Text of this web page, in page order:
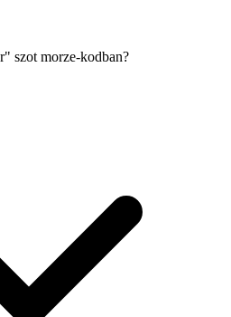
szot morze-kodban?